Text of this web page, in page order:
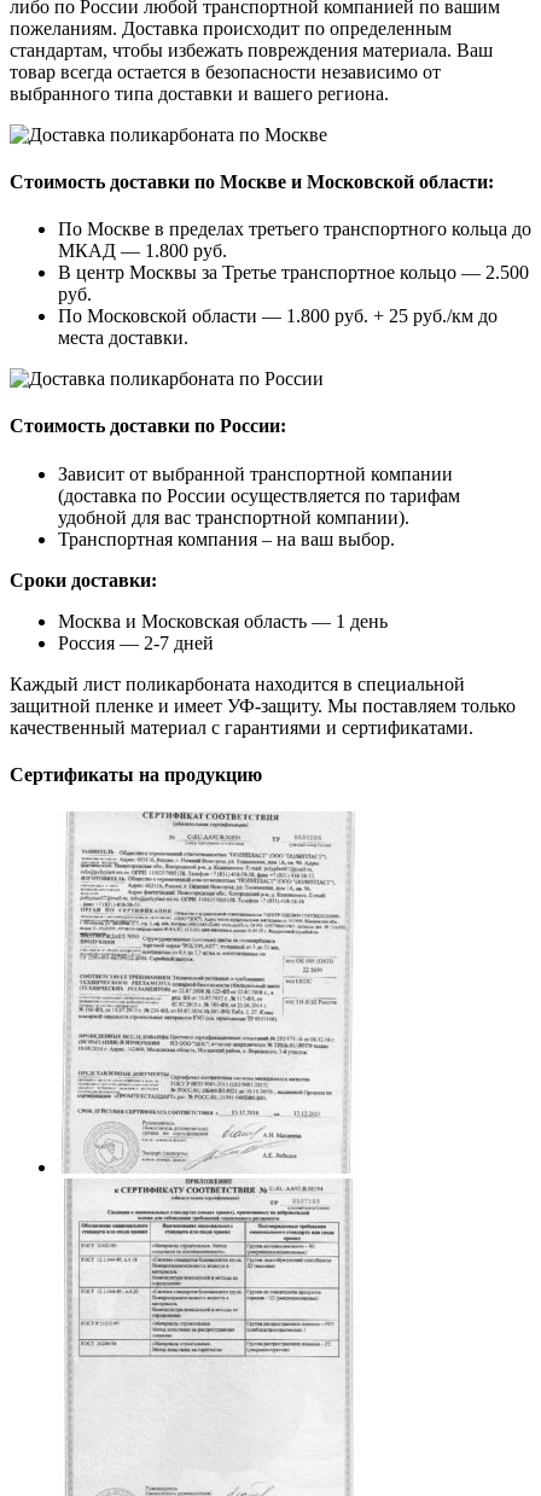
либо по России любой транспортной компанией по вашим
пожеланиям. Доставка происходит по определенным
стандартам, чтобы избежать повреждения материала. Ваш
товар всегда остается в безопасности независимо от
выбранного типа доставки и вашего региона.
Стоимость доставки по Москве и Московской области:
По Москве в пределах третьего транспортного кольца до
МКАД — 1.800 руб.
В центр Москвы за Третье транспортное кольцо — 2.500
руб.
По Московской области — 1.800 руб. + 25 руб./км до
места доставки.
Стоимость доставки по России:
Зависит от выбранной транспортной компании
(доставка по России осуществляется по тарифам
удобной для вас транспортной компании).
Транспортная компания – на ваш выбор.
Сроки доставки:
Москва и Московская область — 1 день
Россия — 2-7 дней
Каждый лист поликарбоната находится в специальной
защитной пленке и имеет УФ-защиту. Мы поставляем только
качественный материал с гарантиями и сертификатами.
Сертификаты на продукцию